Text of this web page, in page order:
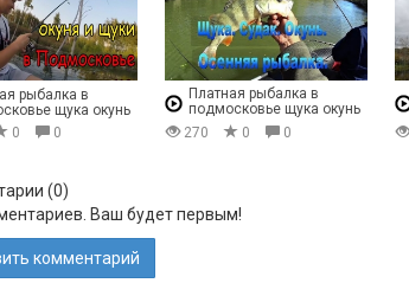
рыбалка в
щука окунь
0 0
Платная рыбалка в
подмосковье щука окунь
судак
270 0 0
(0)
Ваш будет первым!
комментарий